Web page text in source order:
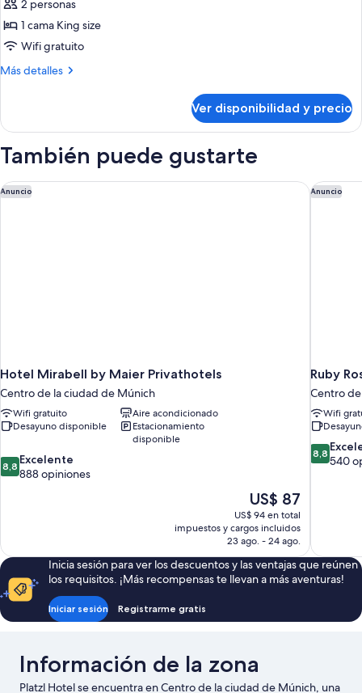
de
Suite
Gallery
2 personas
1 cama King size
Wifi gratuito
Más detalles
Más
Gallery
Ver disponibilidad y precio
También puede gustarte
Anuncio
Hotel Mirabell by Maier Privathotels
Centro de la ciudad de Múnich
Wifi gratuito
Aire acondicionado
Desayuno disponible
Estacionamiento
disponible
8.8
de
8,8 Excelente
888 opiniones
El
precio
actual
es
de
US$ 87
US$ 87
US$ 94 en total
impuestos y cargos incluidos
23 ago. - 24 ago.
Hotel Mirabell by Maier Privathotels Anuncio
Ruby
Centro
Wifi
8.8
de
8,8
540
Ruby
Inicia sesión para ver los descuentos y las ventajas que reúnen
los requisitos. ¡Más recompensas te llevan a más aventuras!
Iniciar sesión Registrarme gratis
Información de la zona
Platzl Hotel se encuentra en Centro de la ciudad de Múnich, una